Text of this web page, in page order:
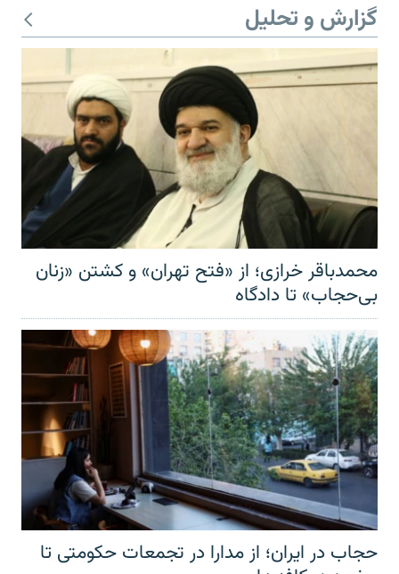
گزارش و تحلیل
محمدباقر خرازی؛ از «فتح تهران» و کشتن «زنان
بی‌حجاب» تا دادگاه
حجاب در ایران؛ از مدارا در تجمعات حکومتی تا